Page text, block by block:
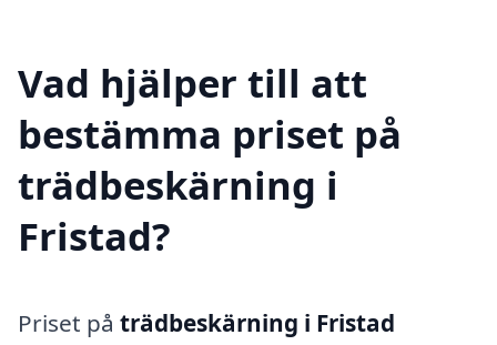
Vad hjälper till att
bestämma priset på
trädbeskärning i
Fristad?
Priset på trädbeskärning i Fristad